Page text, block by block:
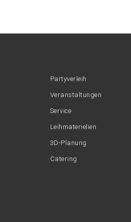
Partyverleih
Veranstaltungen
Service
Leihmaterielien
3D-Planung
Catering